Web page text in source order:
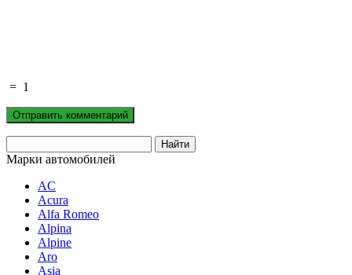
= 1
Марки автомобилей
AC
Acura
Alfa Romeo
Alpina
Alpine
Aro
Asia